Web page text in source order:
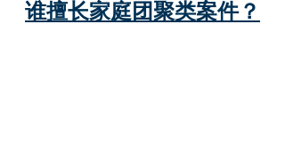
谁擅长家庭团聚类案件？